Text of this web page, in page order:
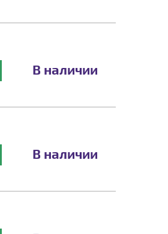
В наличии
В наличии